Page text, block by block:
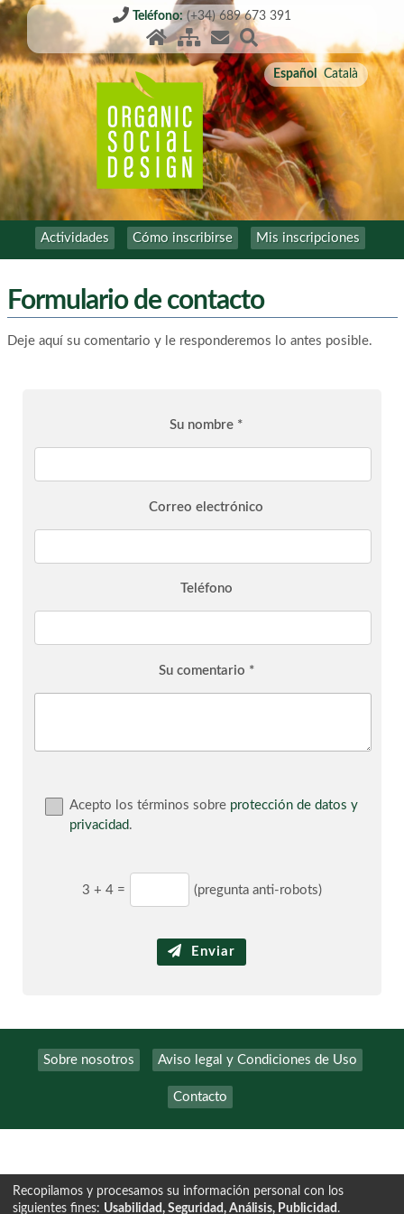
Teléfono:(+34) 689 673 391
Español Català
Actividades Cómo inscribirse Mis inscripciones
Formulario de contacto
Deje aquí su comentario y le responderemos lo antes posible.
Su nombre *
Correo electrónico
Teléfono
Su comentario *
Acepto los términos sobre protección de datos y
privacidad.
3 + 4= (pregunta anti-robots)
Enviar
Sobre nosotros Aviso legal y Condiciones de Uso
Contacto
Recopilamos y procesamos su información personal con los
siguientes fines: Usabilidad, Seguridad, Análisis, Publicidad .